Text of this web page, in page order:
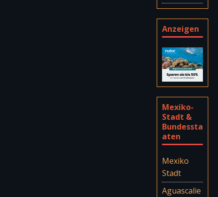
Anzeigen
Mexiko-
Stadt &
Bundessta
aten
Mexiko
Stadt
Aguascalie